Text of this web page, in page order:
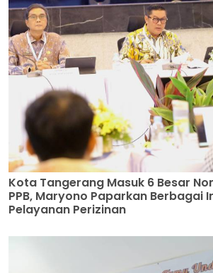
Kota Tangerang Masuk 6 Besar
PPB, Maryono Paparkan Berbagai
Pelayanan Perizinan